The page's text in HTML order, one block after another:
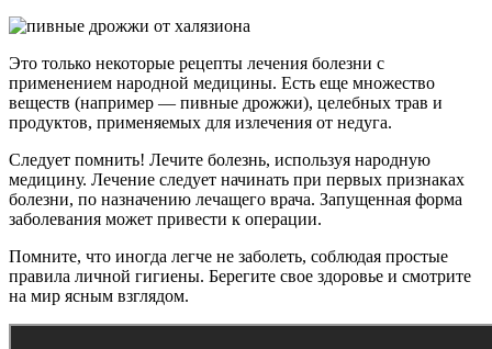
Это только некоторые рецепты лечения болезни с
применением народной медицины. Есть еще множество
веществ (например — пивные дрожжи), целебных трав и
продуктов, применяемых для излечения от недуга.
Следует помнить! Лечите болезнь, используя народную
медицину. Лечение следует начинать при первых признаках
болезни, по назначению лечащего врача. Запущенная форма
заболевания может привести к операции.
Помните, что иногда легче не заболеть, соблюдая простые
правила личной гигиены. Берегите свое здоровье и смотрите
на мир ясным взглядом.